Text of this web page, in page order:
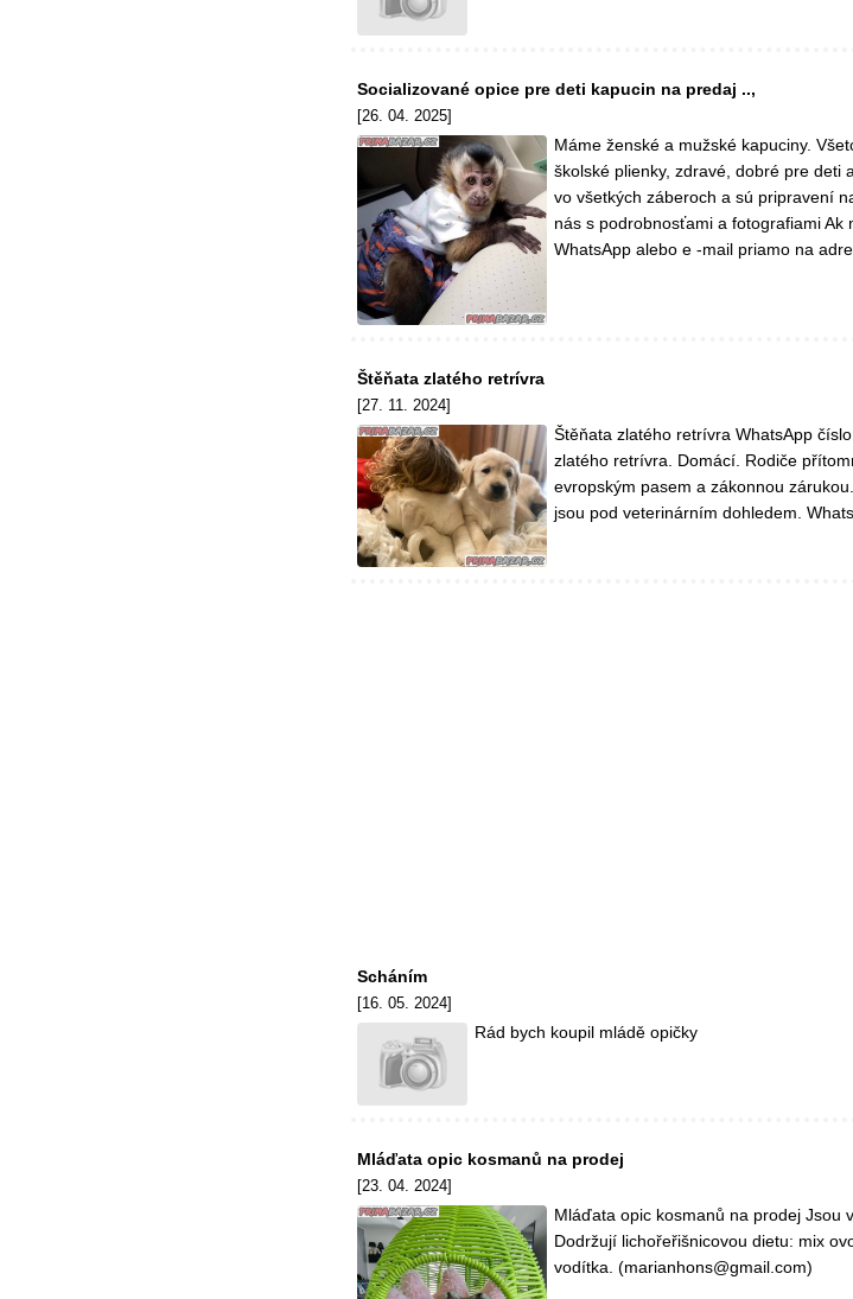
Socializované opice pre deti kapucin na predaj ..,
[26. 04. 2025]
Máme ženské a mužské kapuciny.
školské plienky, zdravé, dobré pre deti
vo všetkých záberoch a sú pripravení
nás s podrobnosťami a fotografiami
WhatsApp alebo e -mail priamo na
Štěňata zlatého retrívra
[27. 11. 2024]
Štěňata zlatého retrívra WhatsApp
zlatého retrívra. Domácí. Rodiče
evropským pasem a zákonnou
jsou pod veterinárním dohledem.
Scháním
[16. 05. 2024]
Rád bych koupil mládě opičky
Mláďata opic kosmanů na prodej
[23. 04. 2024]
Mláďata opic kosmanů na prodej Jsou
Dodržují lichořeřišnicovou dietu: mix
vodítka. (marianhons@gmail.com)